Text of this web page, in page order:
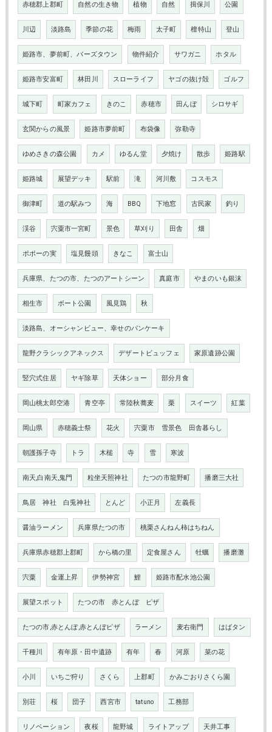
赤穂郡上郡町 自然の生き物 植物 自然 揖保川 公園
川辺 淡路島 季節の花 梅雨 太子町 檀特山 登山
姫路市、夢前町、バーズタウン 物件紹介 サワガニ ホタル
姫路市安富町 林田川 スローライフ ヤゴの抜け殻 ゴルフ
城下町 町家カフェ きのこ 赤穂市 田んぼ シロサギ
玄関からの風景 姫路市夢前町 布袋像 弥勒寺
ゆめさきの森公園 カメ ゆるん堂 夕焼け 散歩 姫路駅
姫路城 展望デッキ 駅前 滝 河川敷 コスモス
御津町 道の駅みつ 海 BBQ 下地窓 古民家 釣り
渓谷 宍粟市一宮町 景色 草刈り 田舎 畑
ポポーの実 塩見饅頭 きなこ 富士山
兵庫県、たつの市、たつのアートシーン 真庭市 やまのいも銀沫
相生市 ボート公園 風見鶏 秋
淡路島、オーシャンビュー、幸せのパンケーキ
龍野クラシックアネックス デザートビュッフェ 家原遺跡公園
竪穴式住居 ヤギ除草 天体ショー 部分月食
岡山桃太郎空港 青空亭 常陸秋蕎麦 栗 スイーツ 紅葉
岡山県 赤穂義士祭 花火 宍粟市 雪景色 田舎暮らし
朝護孫子寺 トラ 木槌 寺 雪 寒波
南天,白南天,鬼門 粒坐天照神社 たつの市龍野町 播磨三大社
鳥居 神社 白兎神社 とんど 小正月 左義長
醤油ラーメン 兵庫県たつの市 桃栗さんねん柿はちねん
兵庫県赤穂郡上郡町 から橋の里 定食屋さん 牡蠣 播磨灘
宍粟 金運上昇 伊勢神宮 鯉 姫路市配水池公園
展望スポット たつの市 赤とんぼ ピザ
たつの市,赤とんぼ,赤とんぼピザ ラーメン 麦右衛門 はばタン
千種川 有年原・田中遺跡 有年 春 河原 菜の花
小川 いちご狩り さくら 上郡町 かみごおりさくら園
別荘 桜 団子 西宮市 tatuno 工務部
リノベーション 夜桜 龍野城 ライトアップ 天井工事